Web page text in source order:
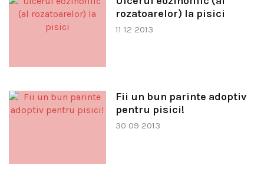
rozatoarelor) la pisici
11 12 2013
Fii un bun parinte adoptiv
pentru pisici!
30 09 2013